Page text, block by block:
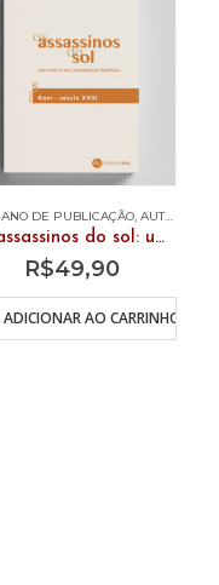
ANO DE PUBLICAÇÃO, AUTOR
Os assassinos do sol: uma história dos paradigmas filosóficos. Vol. 5 – Kant – século XVIII
R$49,90
ADICIONAR AO CARRINHO